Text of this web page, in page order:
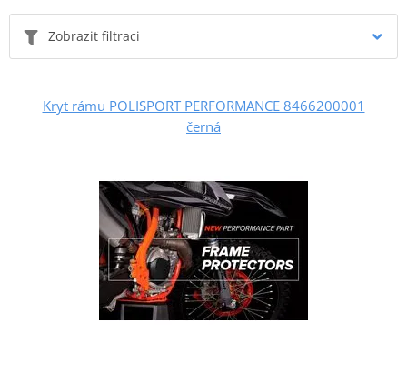
Zobrazit filtraci
Kryt rámu POLISPORT PERFORMANCE 8466200001
černá